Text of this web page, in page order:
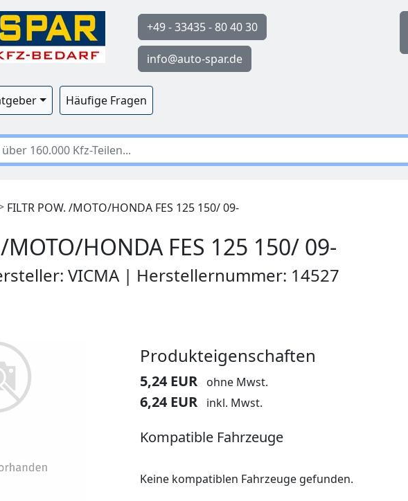
+49 - 33435 - 80 40 30
info@auto-spar.de
Häufige Fragen
FILTR POW. /MOTO/HONDA FES 125 150/ 09-
MOTO/HONDA FES 125 150/ 09-
VICMA | Herstellernummer: 14527
Produkteigenschaften
5,24 EUR ohne Mwst.
6,24 EUR inkl. Mwst.
Kompatible Fahrzeuge
Keine kompatiblen Fahrzeuge gefunden.